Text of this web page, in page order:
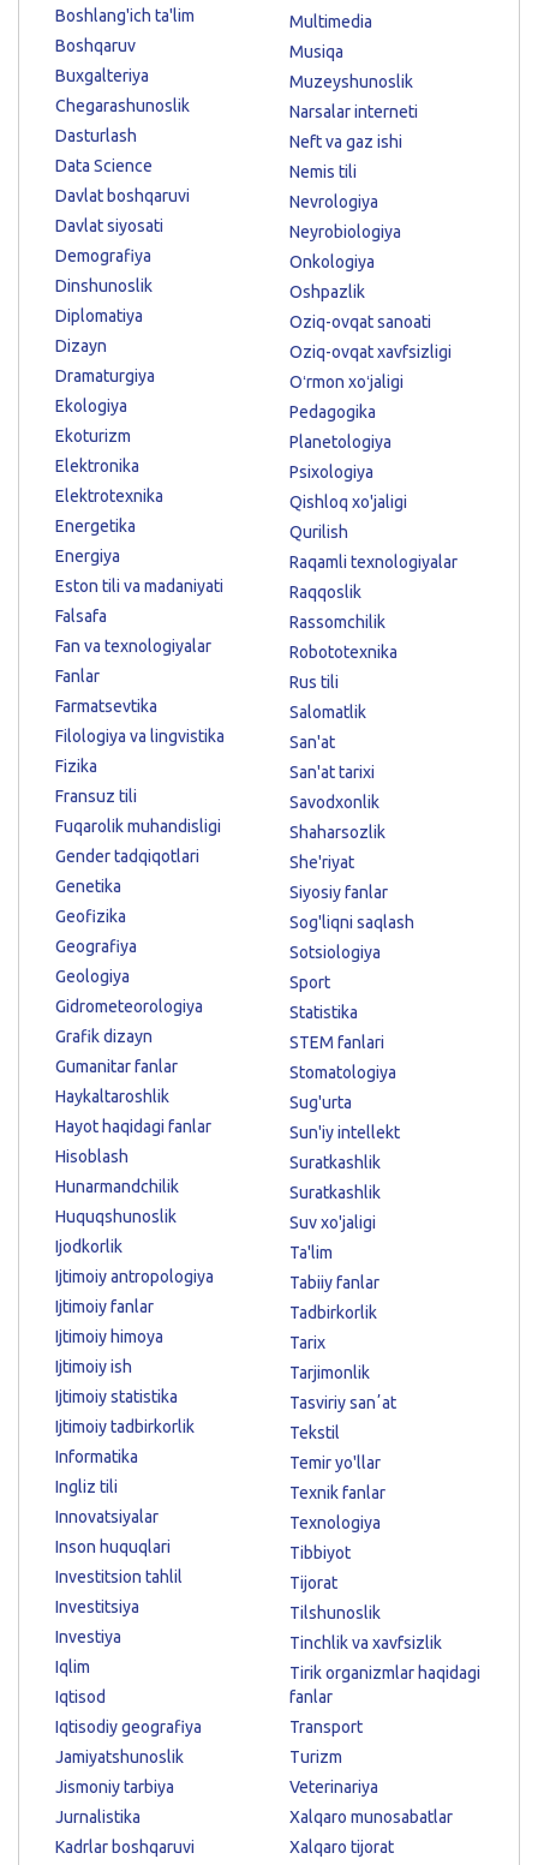
Boshlang'ich ta'lim
Boshqaruv
Buxgalteriya
Chegarashunoslik
Dasturlash
Data Science
Davlat boshqaruvi
Davlat siyosati
Demografiya
Dinshunoslik
Diplomatiya
Dizayn
Dramaturgiya
Ekologiya
Ekoturizm
Elektronika
Elektrotexnika
Energetika
Energiya
Eston tili va madaniyati
Falsafa
Fan va texnologiyalar
Fanlar
Farmatsevtika
Filologiya va lingvistika
Fizika
Fransuz tili
Fuqarolik muhandisligi
Gender tadqiqotlari
Genetika
Geofizika
Geografiya
Geologiya
Gidrometeorologiya
Grafik dizayn
Gumanitar fanlar
Haykaltaroshlik
Hayot haqidagi fanlar
Hisoblash
Hunarmandchilik
Huquqshunoslik
Ijodkorlik
Ijtimoiy antropologiya
Ijtimoiy fanlar
Ijtimoiy himoya
Ijtimoiy ish
Ijtimoiy statistika
Ijtimoiy tadbirkorlik
Informatika
Ingliz tili
Innovatsiyalar
Inson huquqlari
Investitsion tahlil
Investitsiya
Investiya
Iqlim
Iqtisod
Iqtisodiy geografiya
Jamiyatshunoslik
Jismoniy tarbiya
Jurnalistika
Kadrlar boshqaruvi
Multimedia
Musiqa
Muzeyshunoslik
Narsalar interneti
Neft va gaz ishi
Nemis tili
Nevrologiya
Neyrobiologiya
Onkologiya
Oshpazlik
Oziq-ovqat sanoati
Oziq-ovqat xavfsizligi
Oʻrmon xoʻjaligi
Pedagogika
Planetologiya
Psixologiya
Qishloq xo'jaligi
Qurilish
Raqamli texnologiyalar
Raqqoslik
Rassomchilik
Robototexnika
Rus tili
Salomatlik
San'at
San'at tarixi
Savodxonlik
Shaharsozlik
She'riyat
Siyosiy fanlar
Sog'liqni saqlash
Sotsiologiya
Sport
Statistika
STEM fanlari
Stomatologiya
Sug'urta
Sun'iy intellekt
Suratkashlik
Suratkashlik
Suv xo'jaligi
Ta'lim
Tabiiy fanlar
Tadbirkorlik
Tarix
Tarjimonlik
Tasviriy sanʼat
Tekstil
Temir yo'llar
Texnik fanlar
Texnologiya
Tibbiyot
Tijorat
Tilshunoslik
Tinchlik va xavfsizlik
Tirik organizmlar haqidagi
fanlar
Transport
Turizm
Veterinariya
Xalqaro munosabatlar
Xalqaro tijorat